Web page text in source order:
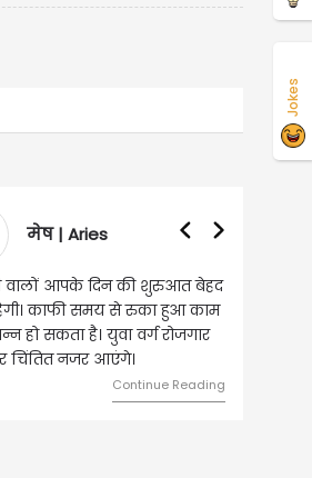
शुरुआत बेहद
हुआ काम
रोजगार
वृषभ | Taurus
वृष राशि वालों आज घर की सुख
संबंधी चीजों पर खर्च हो सकता है।
स्थिति बिगड़ सकती है। सोच
का निवेश करें।
Jokes